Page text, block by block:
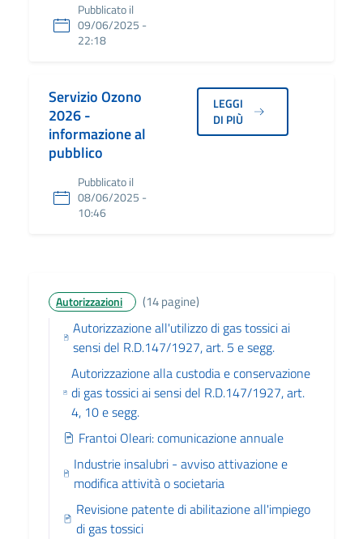
Pubblicato il
09/06/2025 -
22:18
Servizio Ozono
2026 -
informazione al
pubblico
Pubblicato il
08/06/2025 -
10:46
LEGGI
DI PIÙ
Autorizzazioni (14 pagine)
Autorizzazione all'utilizzo di gas tossici ai
sensi del R.D.147/1927, art. 5 e segg.
Autorizzazione alla custodia e conservazione
di gas tossici ai sensi del R.D.147/1927, art.
4, 10 e segg.
Frantoi Oleari: comunicazione annuale
Industrie insalubri - avviso attivazione e
modifica attività o societaria
Revisione patente di abilitazione all'impiego
di gas tossici